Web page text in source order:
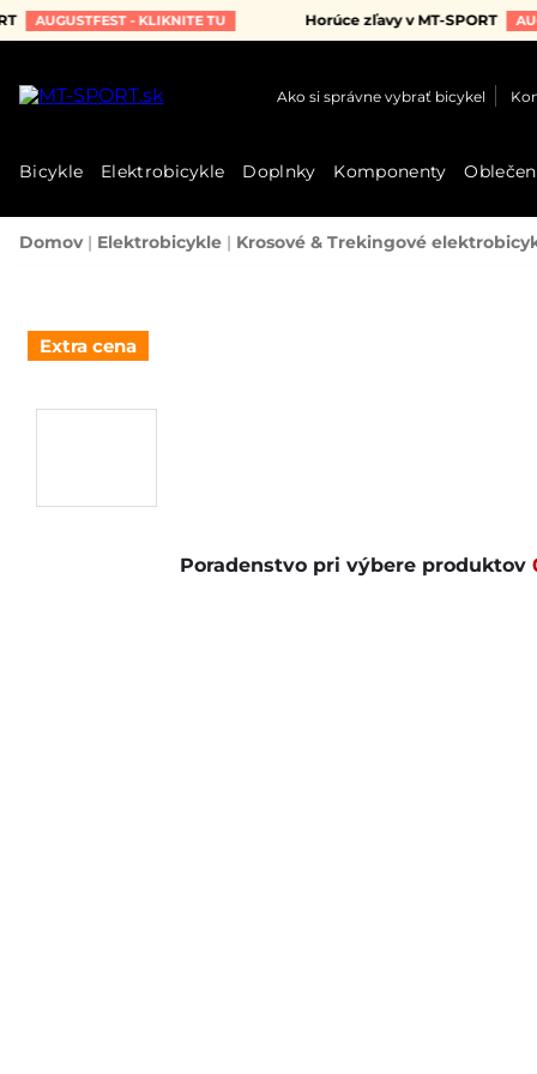
- KLIKNITE TU Horúce zľavy v MT-SPORT
Ako si správne vybrať bicykel
Bicykle Elektrobicykle Doplnky Komponenty
Domov| Elektrobicykle | Krosové & Trekingové
Extra cena
Poradenstvo pri výbere produktov